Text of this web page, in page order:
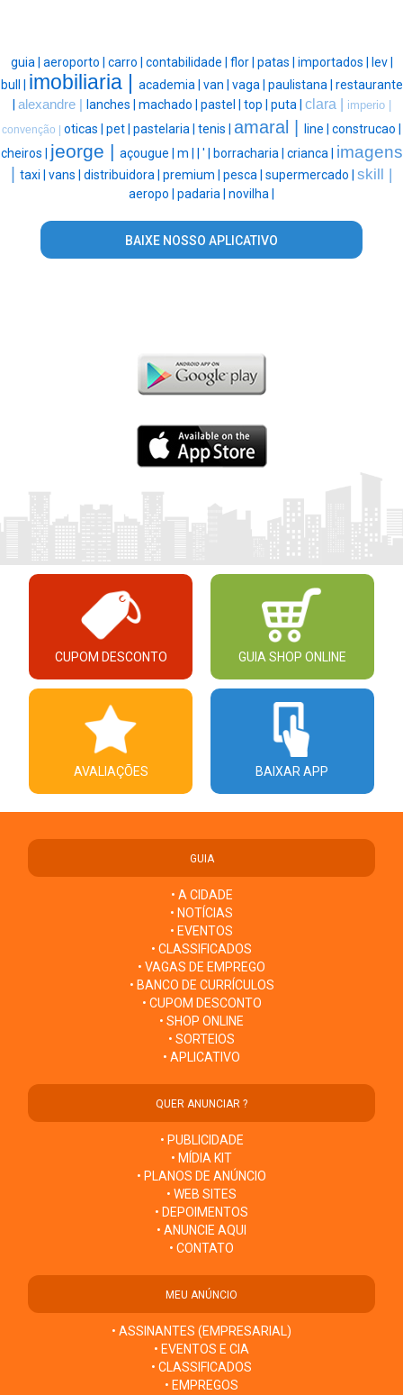
guia | aeroporto | carro | contabilidade | flor | patas | importados | lev |
bull | imobiliaria | academia | van | vaga | paulistana | restaurante
| alexandre | lanches | machado | pastel | top | puta | clara | imperio |
convenção | oticas | pet | pastelaria | tenis | amaral | line | construcao |
cheiros | jeorge | açougue | m | | ' | borracharia | crianca | imagens
| taxi | vans | distribuidora | premium | pesca | supermercado | skill |
aeropo | padaria | novilha |
BAIXE NOSSO APLICATIVO
CUPOM DESCONTO GUIA SHOP ONLINE
AVALIAÇÕES BAIXAR APP
GUIA
• A CIDADE
• NOTÍCIAS
• EVENTOS
• CLASSIFICADOS
• VAGAS DE EMPREGO
• BANCO DE CURRÍCULOS
• CUPOM DESCONTO
• SHOP ONLINE
• SORTEIOS
• APLICATIVO
QUER ANUNCIAR ?
• PUBLICIDADE
• MÍDIA KIT
• PLANOS DE ANÚNCIO
• WEB SITES
• DEPOIMENTOS
• ANUNCIE AQUI
• CONTATO
MEU ANÚNCIO
• ASSINANTES (EMPRESARIAL)
• EVENTOS E CIA
• CLASSIFICADOS
• EMPREGOS